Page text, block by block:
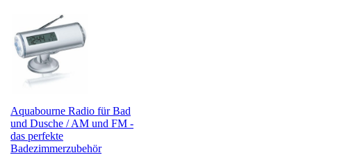
Aquabourne Radio für Bad
und Dusche / AM und FM -
das perfekte
Badezimmerzubehör